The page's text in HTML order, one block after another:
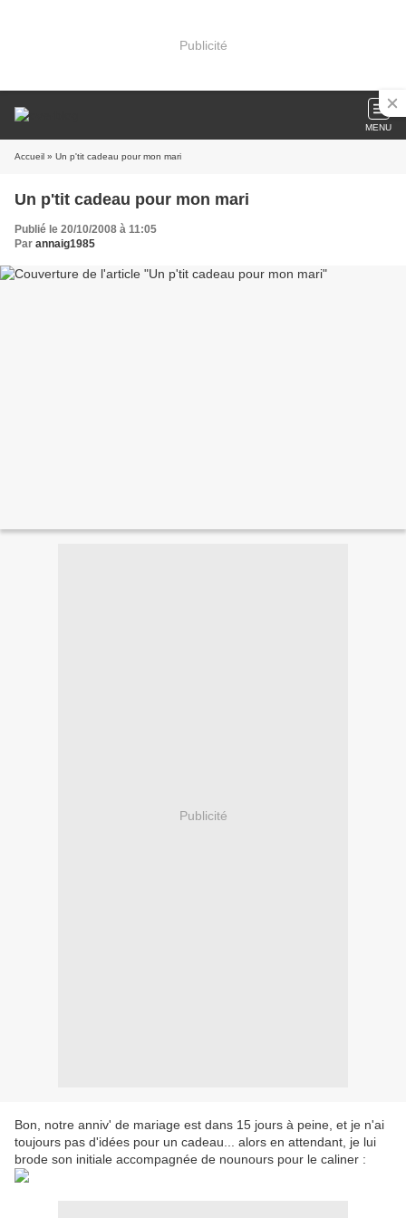
Publicité
MENU
Accueil » Un p'tit cadeau pour mon mari
Un p'tit cadeau pour mon mari
Publié le 20/10/2008 à 11:05
Par annaig1985
Publicité
Bon, notre anniv' de mariage est dans 15 jours à peine, et je n'ai
toujours pas d'idées pour un cadeau... alors en attendant, je lui
brode son initiale accompagnée de nounours pour le caliner :